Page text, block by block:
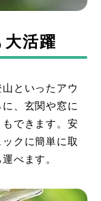
活躍
といったアウ
、玄関や窓に
できます。安
クに簡単に取
べます。